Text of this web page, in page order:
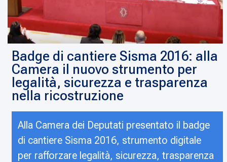
Badge di cantiere Sisma 2016: alla
Camera il nuovo strumento per
legalità, sicurezza e trasparenza
nella ricostruzione
Alla Camera dei Deputati presentato il badge
di cantiere Sisma 2016, strumento digitale
per rafforzare legalità, sicurezza, trasparenza